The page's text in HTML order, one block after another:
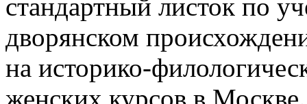
стандартный листок по
дворянском
на историко-